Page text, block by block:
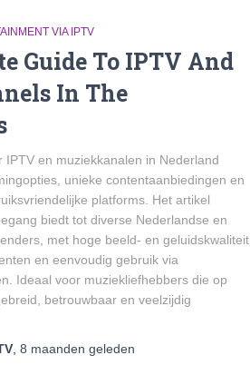
VIA IPTV
Guide To IPTV And
In The
IPTV en muziekkanalen in Nederland
unieke contentaanbiedingen en
platforms. Het artikel
biedt tot diverse Nederlandse en
met hoge beeld- en geluidskwaliteit,
en eenvoudig gebruik via
Ideaal voor muziekliefhebbers die op
betrouwbaar en veelzijdig
8 maanden geleden